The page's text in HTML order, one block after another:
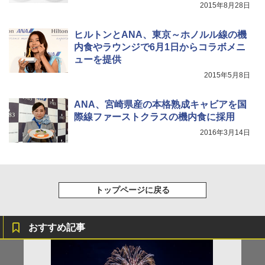
2015年8月28日
ヒルトンとANA、東京～ホノルル線の機
内食やラウンジで6月1日からコラボメニ
ューを提供
2015年5月8日
ANA、宮崎県産の本格熟成キャビアを国
際線ファーストクラスの機内食に採用
2016年3月14日
トップページに戻る
おすすめ記事